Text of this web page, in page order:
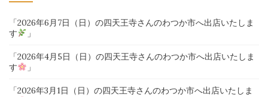
「2026年6月7日（日）の四天王寺さんのわつか市へ出店いたしま
す
」
「2026年4月5日（日）の四天王寺さんのわつか市へ出店いたしま
す
」
「2026年3月1日（日）の四天王寺さんのわつか市へ出店いたしま